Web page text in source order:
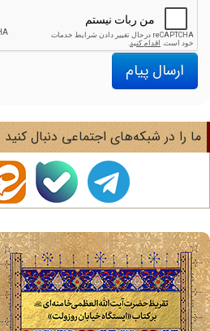
ارسال پیام
را در شبکه‌های اجتماعی دنبال کنید